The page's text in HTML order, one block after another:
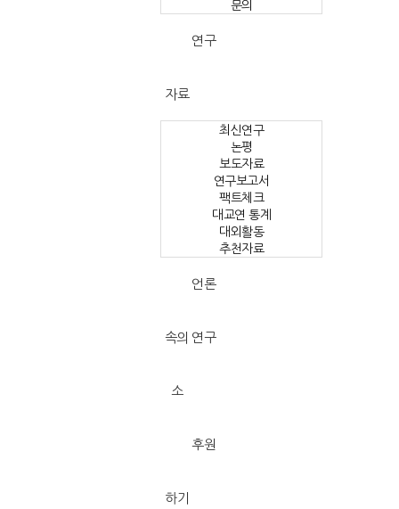
문의
연구
자료
최신연구
논평
보도자료
연구보고서
팩트체크
대교연 통계
대외활동
추천자료
언론
속의 연구
소
후원
하기